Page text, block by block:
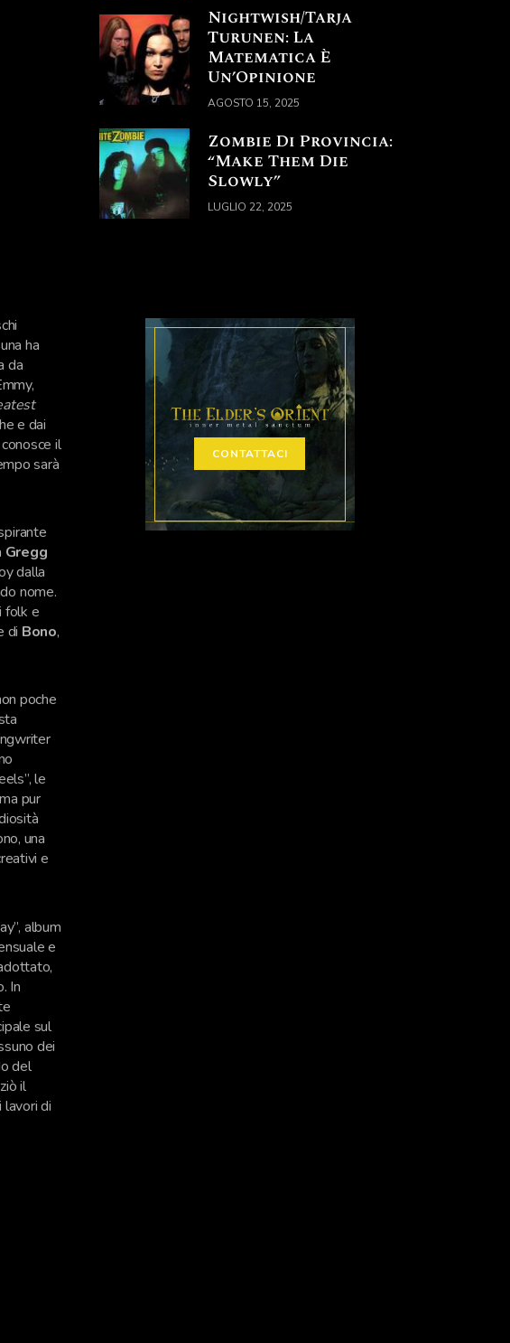
ha
da
e dai
il
sarà
Gregg
dalla
nome.
folk e
di Bono,
poche
le
pur
una
e
album
e
In
sul
dei
del
il
di
Nightwish/Tarja
Turunen: La
Matematica È
Un’Opinione
AGOSTO 15, 2025
Zombie Di Provincia:
“Make Them Die
Slowly”
LUGLIO 22, 2025
CONTATTACI